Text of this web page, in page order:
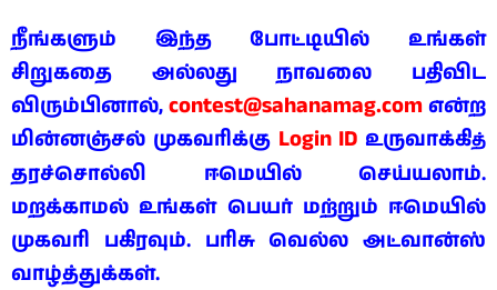
நீங்களும் இந்த போட்டியில் உங்கள்
சிறுகதை அல்லது நாவலை பதிவிட
விரும்பினால்,contest@sahanamag.comஎன்ற
மின்னஞ்சல் முகவரிக்கு Login ID உருவாக்கித்
தரச்சொல்லி ஈமெயில் செய்யலாம்.
மறக்காமல் உங்கள் பெயர் மற்றும் ஈமெயில்
முகவரி பகிரவும். பரிசு வெல்ல அட்வான்ஸ்
வாழ்த்துக்கள்.